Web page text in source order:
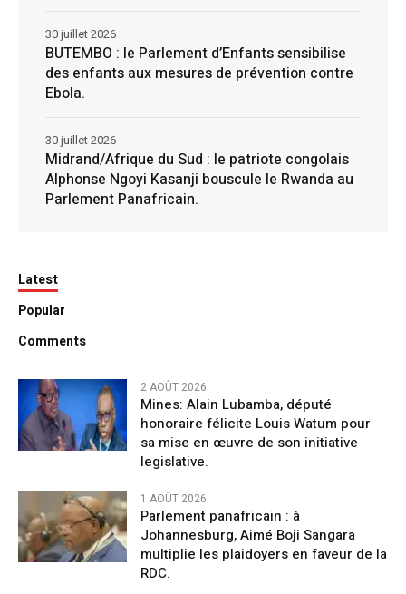
BUTEMBO : le Parlement d’Enfants sensibilise
des enfants aux mesures de prévention contre
Ebola.
30 juillet 2026
Midrand/Afrique du Sud : le patriote congolais
Alphonse Ngoyi Kasanji bouscule le Rwanda au
Parlement Panafricain.
30 juillet 2026
Latest
Popular
Comments
2 AOÛT 2026
Mines: Alain Lubamba, député
honoraire félicite Louis Watum pour
sa mise en œuvre de son initiative
legislative.
1 AOÛT 2026
Parlement panafricain : à
Johannesburg, Aimé Boji Sangara
multiplie les plaidoyers en faveur de la
RDC.